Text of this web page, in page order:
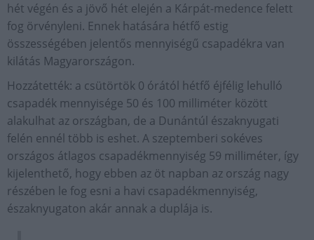
hét végén és a jövő hét elején a Kárpát-medence felett
fog örvényleni. Ennek hatására hétfő estig
összességében jelentős mennyiségű csapadékra van
kilátás Magyarországon.
Hozzátették: a csütörtök 0 órától hétfő éjfélig lehulló
csapadék mennyisége 50 és 100 milliméter között
alakulhat az országban, de a Dunántúl északnyugati
felén ennél több is eshet. A szeptemberi sokéves
országos átlagos csapadékmennyiség 59 milliméter, így
kijelenthető, hogy ebben az öt napban az ország nagy
részében le fog esni a havi csapadékmennyiség,
északnyugaton akár annak a duplája is.